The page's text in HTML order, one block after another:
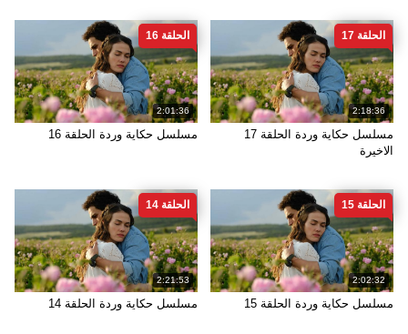
2:18:36
الحلقة 17
مسلسل حكاية وردة الحلقة 17
الاخيرة
2:01:36
الحلقة 16
مسلسل حكاية وردة الحلقة 16
2:02:32
الحلقة 15
مسلسل حكاية وردة الحلقة 15
2:21:53
الحلقة 14
مسلسل حكاية وردة الحلقة 14